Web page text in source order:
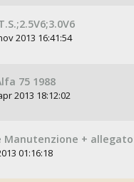
2013 16:41:54
75 1988
2013 18:12:02
Manutenzione + allegato
01:16:18